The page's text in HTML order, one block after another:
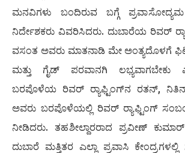
ಮನವಿಗಳು ಬಂದಿರುವ ಬಗ್ಗೆ
ನಿರ್ದೇಶಕರು ವಿವರಿಸಿದರು. ದುಬಾರೆಯ ರಿವರ್
ವಸಂತ ಅವರು ಮಾತನಾಡಿ ಮೇ ಅಂತ್ಯದೊಳಗೆ
ಮತ್ತು ಗೈಡ್ ಪರವಾನಗಿ ಲಭ್ಯವಾಗಬೇಕು
ಬರಪೊಳೆಯ ರಿವರ್ ರ‍್ಯಾಫ್ಟಿಂಗ್‌ನ ರತನ್,
ಅವರು ಬರಪೊಳೆಯಲ್ಲಿ ರಿವರ್ ರ‍್ಯಾಫ್ಟಿಂಗ್
ನೀಡಿದರು. ತಹಶೀಲ್ದಾರರಾದ ಪ್ರವೀಣ್
ದುಬಾರೆ ಮತ್ತಿತರ ಎಲ್ಲಾ ಪ್ರವಾಸಿ ಕೇಂದ್ರಗಳಲ್ಲಿ